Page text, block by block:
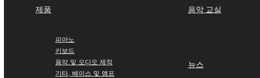
제품
피아노
키보드
음악 및 오디오 제작
기타, 베이스 및 앰프
음악 교실
뉴스